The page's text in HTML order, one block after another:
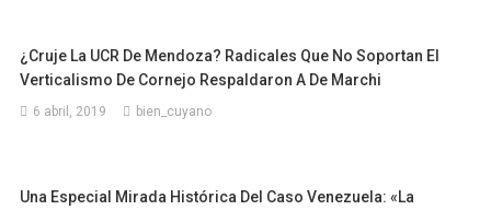
¿Cruje La UCR De Mendoza? Radicales Que No Soportan El
Verticalismo De Cornejo Respaldaron A De Marchi
6 abril, 2019 bien_cuyano
Una Especial Mirada Histórica Del Caso Venezuela: «La